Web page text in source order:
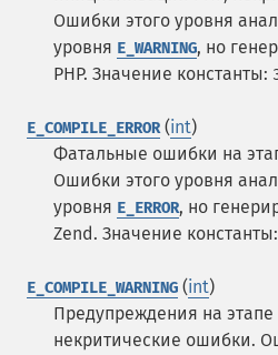
Ошибки этого уровня
уровня E_WARNING, но
PHP. Значение константы:
E_COMPILE_ERROR(int)
Фатальные ошибки на
Ошибки этого уровня
уровня E_ERROR, но
Zend. Значение константы:
E_COMPILE_WARNING (int)
Предупреждения на
некритические ошибки.